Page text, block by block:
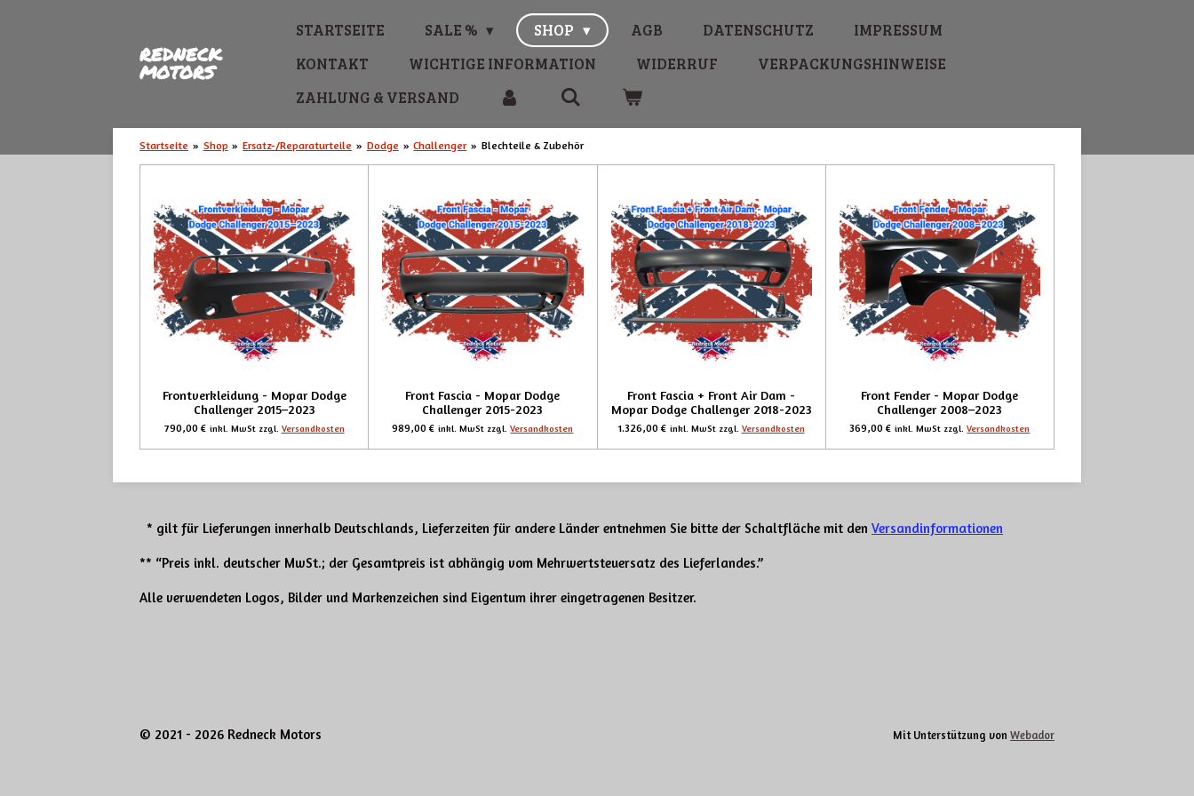
REDNECK
MOTORS
STARTSEITE SALE % SHOP AGB DATENSCHUTZ
IMPRESSUM
KONTAKT
WICHTIGE INFORMATION WIDERRUF
VERPACKUNGSHINWEISE
ZAHLUNG & VERSAND
Startseite » Shop » Ersatz-/Reparaturteile » Dodge » Challenger » Blechteile & Zubehör
Frontverkleidung - Mopar Dodge
Challenger 2015–2023
790,00 € inkl. MwSt zzgl. Versandkosten
Front Fascia - Mopar Dodge
Challenger 2015-2023
989,00 € inkl. MwSt zzgl.Versandkosten
Front Fascia + Front Air Dam -
Mopar Dodge Challenger 2018-2023
1.326,00 € inkl. MwSt zzgl. Versandkosten
Front Fender - Mopar Dodge
Challenger 2008–2023
369,00 € inkl. MwSt zzgl.Versandkosten
* gilt für Lieferungen innerhalb Deutschlands, Lieferzeiten für andere Länder entnehmen Sie bitte der Schaltfläche mit den Versandinformationen
** “Preis inkl. deutscher MwSt.; der Gesamtpreis ist abhängig vom Mehrwertsteuersatz des Lieferlandes.”
Alle verwendeten Logos, Bilder und Markenzeichen sind Eigentum ihrer eingetragenen Besitzer.
© 2021 - 2026 Redneck Motors Mit Unterstützung von Webador